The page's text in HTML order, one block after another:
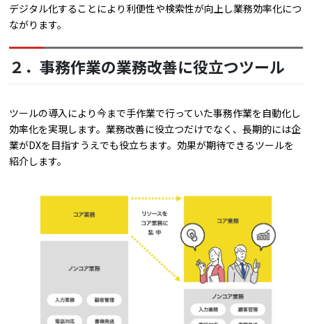
デジタル化することにより利便性や検索性が向上し業務効率化につ
ながります。
２．事務作業の業務改善に役立つツール
ツールの導入により今まで手作業で行っていた事務作業を自動化し
効率化を実現します。業務改善に役立つだけでなく、長期的には企
業がDXを目指すうえでも役立ちます。効果が期待できるツールを
紹介します。